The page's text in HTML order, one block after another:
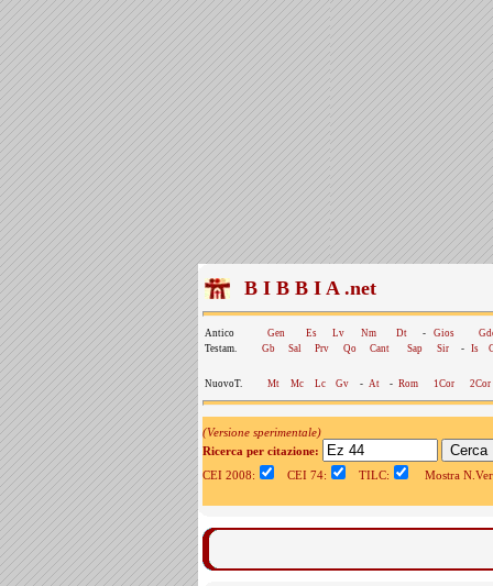
B I B B I A .net
Antico Gen Es Lv Nm Dt - Gios
Testam.
Gb Sal Prv Qo Cant Sap Sir - Is
NuovoT. Mt Mc Lc Gv - At - Rom 1Cor 2Cor
(Versione sperimentale)
Ricerca per citazione:
CEI 2008:
CEI 74: TILC: Mostra